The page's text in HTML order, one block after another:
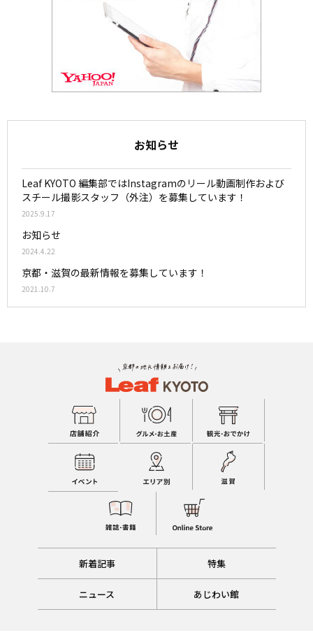
お知らせ
Leaf KYOTO 編集部ではInstagramのリール動画制作および
スチール撮影スタッフ（外注）を募集しています！
2025.9.17
お知らせ
2024.4.22
京都・滋賀の最新情報を募集しています！
2021.10.7
新着記事 特集
ニュース あじわい館